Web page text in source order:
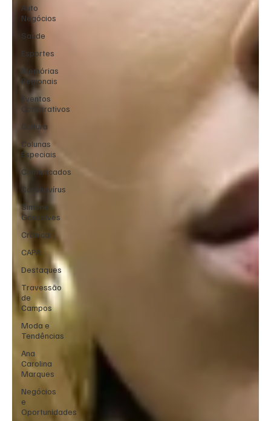
Auto
Negócios
Saúde
Esportes
Memórias
Regionais
Eventos
Corporativos
Cultura
Colunas
Especiais
Comunicados
Coronavírus
Simone
Gonçalves
Crônica
CAPA
Destaques
Travessão
de
Campos
Moda e
Tendências
Ana
Carolina
Marques
Negócios
e
Oportunidades